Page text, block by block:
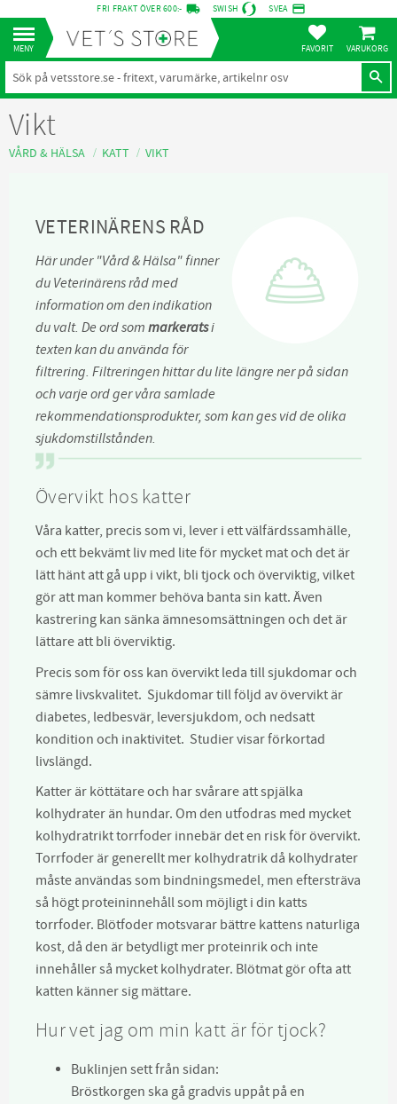
Meny
FRI FRAKT ÖVER 600:- local_shipping SWISH SVEA credit_card
FAVORITER
Vikt
VÅRD & HÄLSA KATT VIKT
VETERINÄRENS RÅD
Här under "Vård & Hälsa" finner
du Veterinärens råd med
information om den indikation
du valt. De ord som markeratsi
texten kan du använda för
filtrering. Filtreringen hittar du lite längre ner på sidan
och varje ord ger våra samlade
rekommendationsprodukter, som kan ges vid de olika
sjukdomstillstånden.
Övervikt hos katter
Våra katter, precis som vi, lever i ett välfärdssamhälle,
och ett bekvämt liv med lite för mycket mat och det är
lätt hänt att gå upp i vikt, bli tjock och överviktig, vilket
gör att man kommer behöva banta sin katt. Även
kastrering kan sänka ämnesomsättningen och det är
lättare att bli överviktig.
Precis som för oss kan övervikt leda till sjukdomar och
sämre livskvalitet. Sjukdomar till följd av övervikt är
diabetes, ledbesvär, leversjukdom, och nedsatt
kondition och inaktivitet. Studier visar förkortad
livslängd.
Katter är köttätare och har svårare att spjälka
kolhydrater än hundar. Om den utfodras med mycket
kolhydratrikt torrfoder innebär det en risk för övervikt.
Torrfoder är generellt mer kolhydratrik då kolhydrater
måste användas som bindningsmedel, men eftersträva
så högt proteininnehåll som möjligt i din katts
torrfoder. Blötfoder motsvarar bättre kattens naturliga
kost, då den är betydligt mer proteinrik och inte
innehåller så mycket kolhydrater. Blötmat gör ofta att
katten känner sig mättare.
Hur vet jag om min katt är för tjock?
Buklinjen sett från sidan:
Bröstkorgen ska gå gradvis uppåt på en